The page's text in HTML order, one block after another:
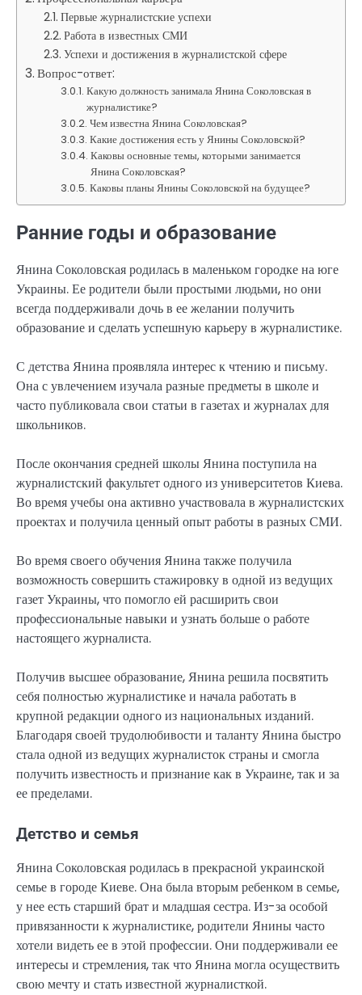
Первые журналистские успехи
Работа в известных СМИ
Успехи и достижения в журналистской сфере
Вопрос-ответ:
Какую должность занимала Янина Соколовская в
журналистике?
Чем известна Янина Соколовская?
Какие достижения есть у Янины Соколовской?
Каковы основные темы, которыми занимается
Янина Соколовская?
Каковы планы Янины Соколовской на будущее?
Ранние годы и образование
Янина Соколовская родилась в маленьком городке на юге
Украины. Ее родители были простыми людьми, но они
всегда поддерживали дочь в ее желании получить
образование и сделать успешную карьеру в журналистике.
С детства Янина проявляла интерес к чтению и письму.
Она с увлечением изучала разные предметы в школе и
часто публиковала свои статьи в газетах и журналах для
школьников.
После окончания средней школы Янина поступила на
журналистский факультет одного из университетов Киева.
Во время учебы она активно участвовала в журналистских
проектах и получила ценный опыт работы в разных СМИ.
Во время своего обучения Янина также получила
возможность совершить стажировку в одной из ведущих
газет Украины, что помогло ей расширить свои
профессиональные навыки и узнать больше о работе
настоящего журналиста.
Получив высшее образование, Янина решила посвятить
себя полностью журналистике и начала работать в
крупной редакции одного из национальных изданий.
Благодаря своей трудолюбивости и таланту Янина быстро
стала одной из ведущих журналисток страны и смогла
получить известность и признание как в Украине, так и за
ее пределами.
Детство и семья
Янина Соколовская родилась в прекрасной украинской
семье в городе Киеве. Она была вторым ребенком в семье,
у нее есть старший брат и младшая сестра. Из-за особой
привязанности к журналистике, родители Янины часто
хотели видеть ее в этой профессии. Они поддерживали ее
интересы и стремления, так что Янина могла осуществить
свою мечту и стать известной журналисткой.